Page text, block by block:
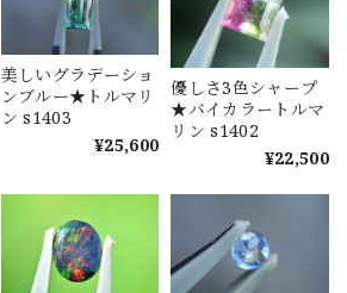
美しいグラデーショ
ンブルー★トルマリ
ン s1403
¥25,600
優しさ3色シャープ
★バイカラートルマ
リン s1402
¥22,500